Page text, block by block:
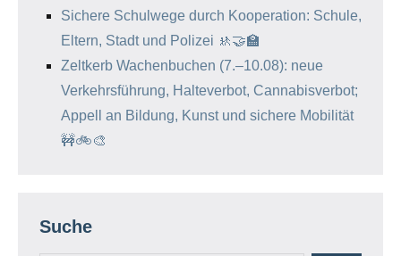
Sichere Schulwege durch Kooperation: Schule,
Eltern, Stadt und Polizei 🚸🤝🏫
Zeltkerb Wachenbuchen (7.–10.08): neue
Verkehrsführung, Halteverbot, Cannabisverbot;
Appell an Bildung, Kunst und sichere Mobilität
🚧🚲🎨
Suche